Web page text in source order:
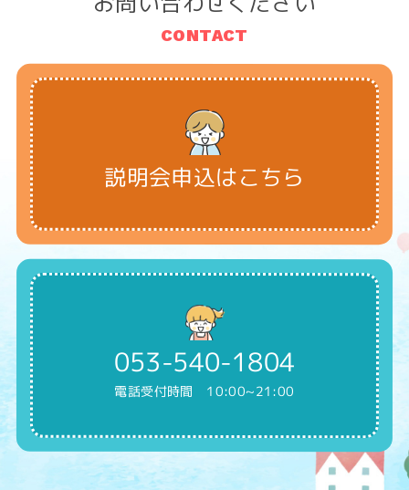
CONTACT
説明会申込はこちら
053-540-1804
電話受付時間 10:00~21:00